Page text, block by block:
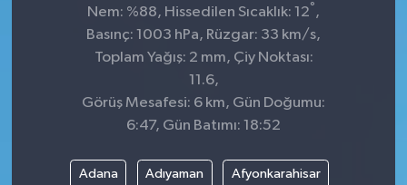
Nem: %88, Hissedilen Sıcaklık: 12° ,
Basınç: 1003 hPa, Rüzgar: 33 km/s,
Toplam Yağış: 2 mm, Çiy Noktası:
11.6,
Görüş Mesafesi: 6 km, Gün Doğumu:
6:47, Gün Batımı: 18:52
Adana Adıyaman Afyonkarahisar